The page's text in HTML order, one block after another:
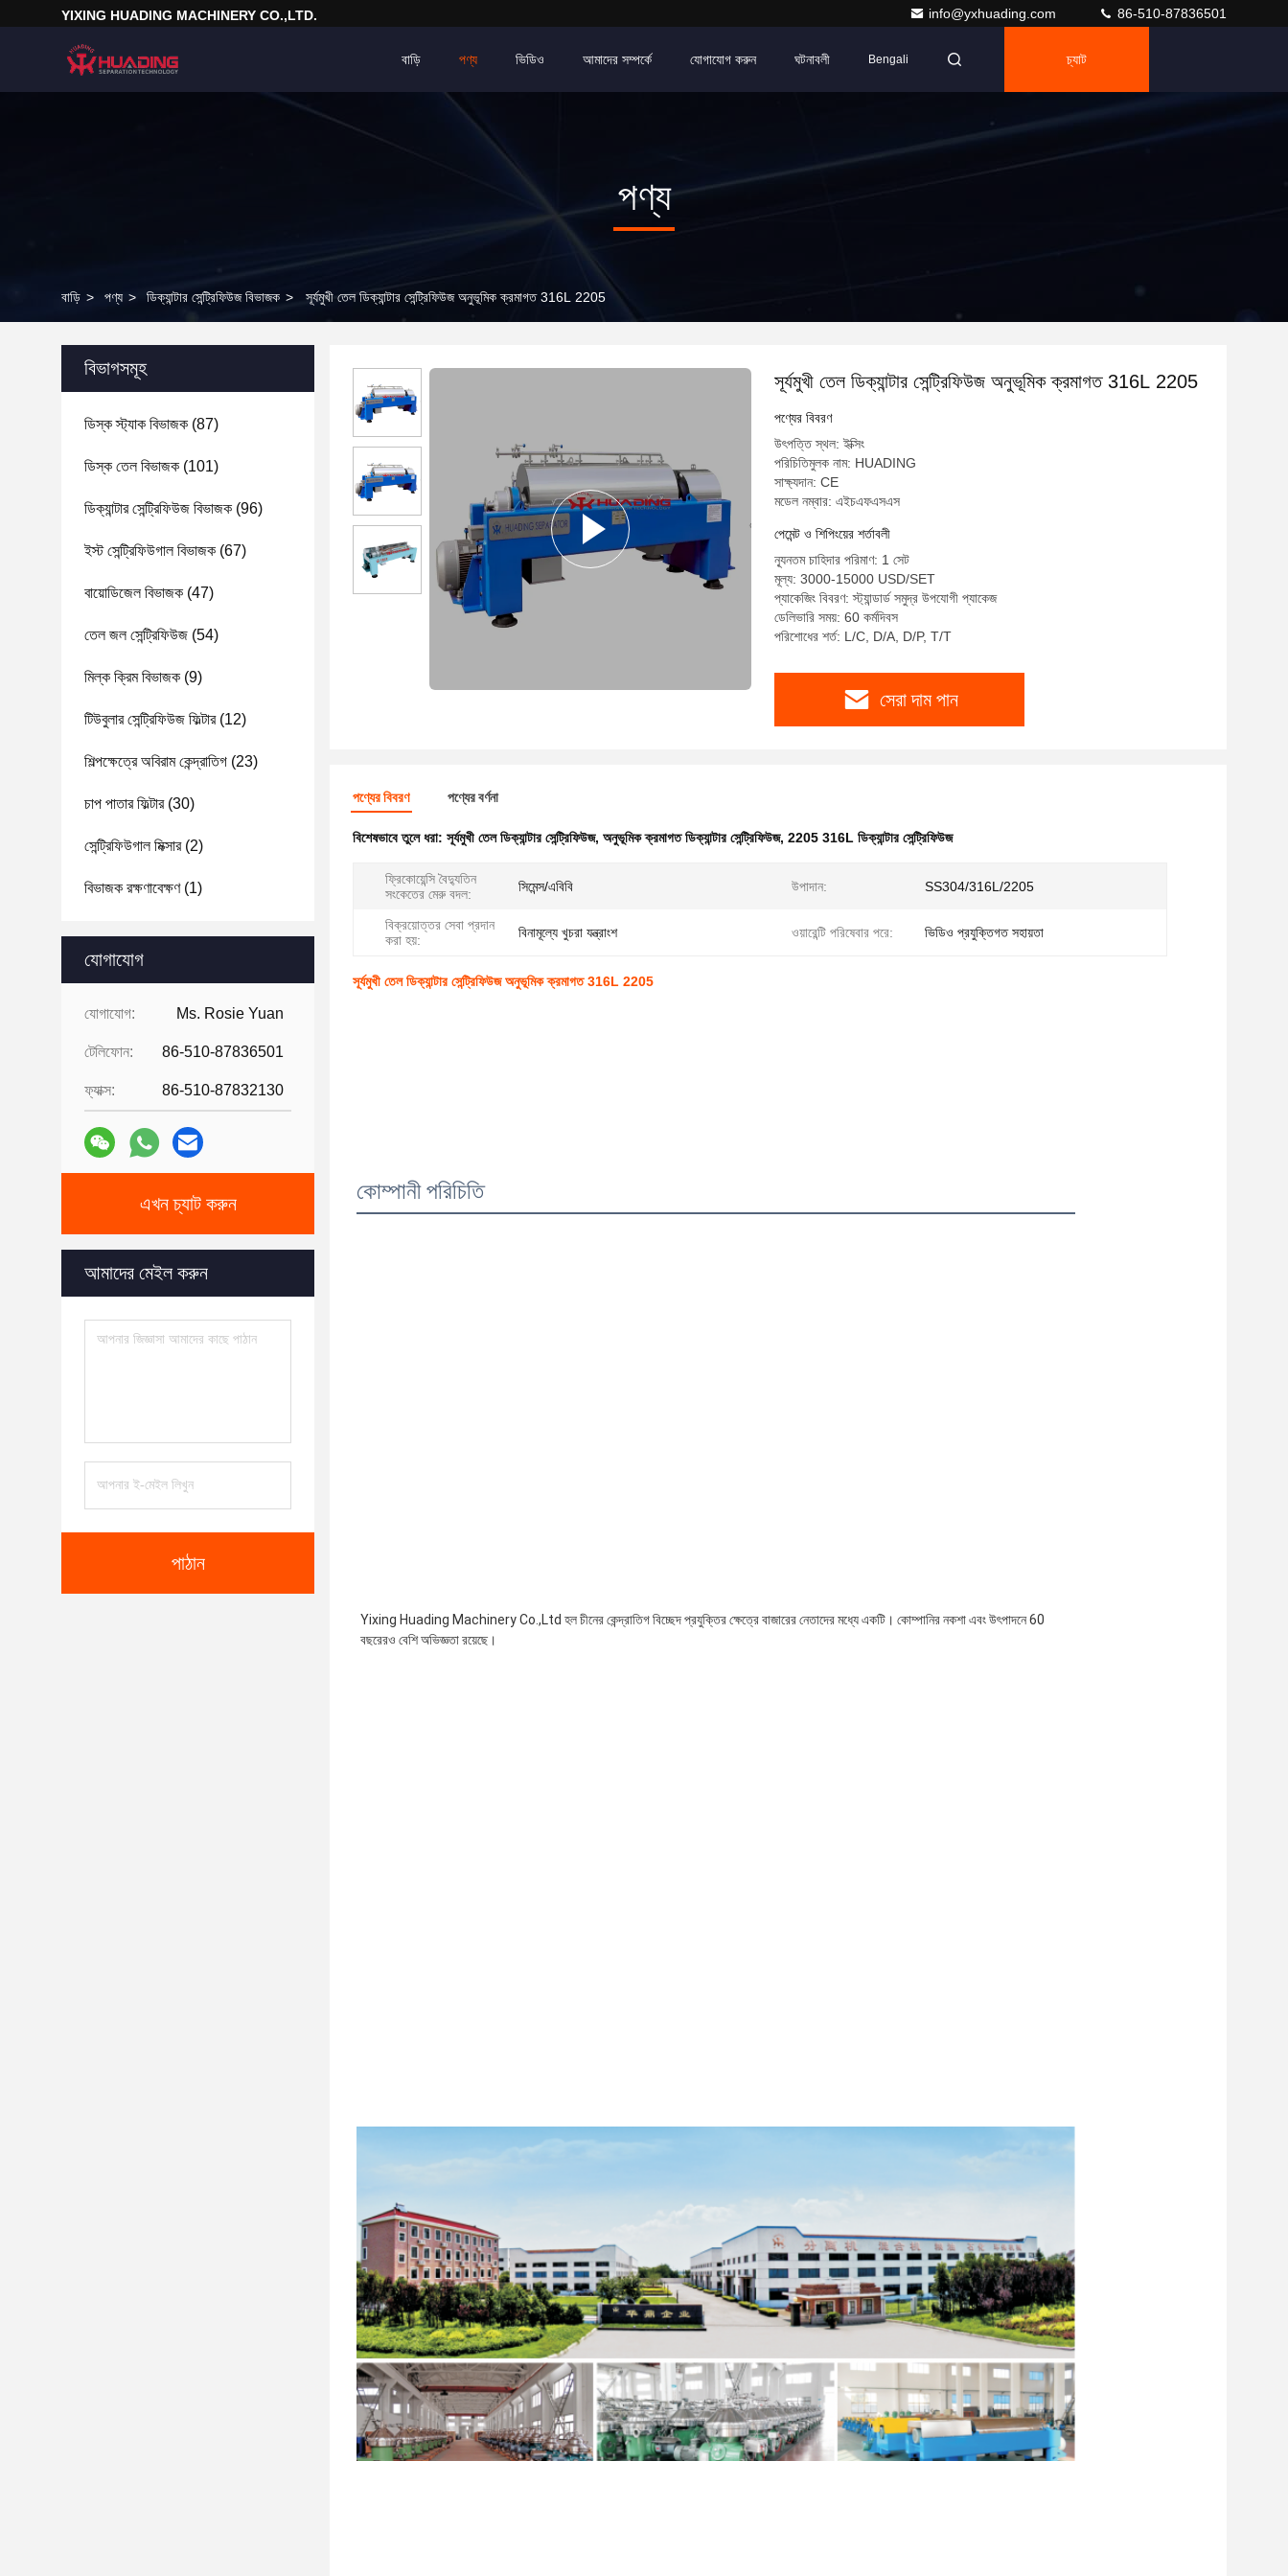
YIXING HUADING MACHINERY CO.,LTD. info@yxhuading.com 86-510-87836501
বাড়ি পণ্য ভিডিও আমাদের সম্পর্কে যোগাযোগ করুন ঘটনাবলী Bengali চ্যাট
পণ্য
বাড়ি > পণ্য > ডিক্যান্টার সেন্ট্রিফিউজ বিভাজক > সূর্যমুখী তেল ডিক্যান্টার সেন্ট্রিফিউজ অনুভূমিক ক্রমাগত 316L 2205
বিভাগসমূহ
ডিস্ক স্ট্যাক বিভাজক (87)
ডিস্ক তেল বিভাজক (101)
ডিক্যান্টার সেন্ট্রিফিউজ বিভাজক (96)
ইস্ট সেন্ট্রিফিউগাল বিভাজক (67)
বায়োডিজেল বিভাজক (47)
তেল জল সেন্ট্রিফিউজ (54)
মিল্ক ক্রিম বিভাজক (9)
টিউবুলার সেন্ট্রিফিউজ ফিল্টার(12)
শিল্পক্ষেত্রে অবিরাম কেন্দ্রাতিগ (23)
চাপ পাতার ফিল্টার(30)
সেন্ট্রিফিউগাল মিক্সার(2)
বিভাজক রক্ষণাবেক্ষণ(1)
যোগাযোগ
যোগাযোগ: Ms. Rosie Yuan
টেলিফোন: 86-510-87836501
ফ্যাক্স: 86-510-87832130
এখন চ্যাট করুন
আমাদের মেইল ​​করুন
পাঠান
সূর্যমুখী তেল ডিক্যান্টার সেন্ট্রিফিউজ অনুভূমিক ক্রমাগত 316L 2205
পণ্যের বিবরণ
উৎপত্তি স্থল: ইক্সিং
পরিচিতিমুলক নাম: HUADING
সাক্ষ্যদান: CE
মডেল নম্বার: এইচএফএসএস
পেমেন্ট ও শিপিংয়ের শর্তাবলী
ন্যূনতম চাহিদার পরিমাণ: 1 সেট
মূল্য: 3000-15000 USD/SET
প্যাকেজিং বিবরণ: স্ট্যান্ডার্ড সমুদ্র উপযোগী প্যাকেজ
ডেলিভারি সময়: 60 কর্মদিবস
পরিশোধের শর্ত: L/C, D/A, D/P, T/T
সেরা দাম পান
পণ্যের বিবরণ পণ্যের বর্ণনা
বিশেষভাবে তুলে ধরা: সূর্যমুখী তেল ডিক্যান্টার সেন্ট্রিফিউজ, অনুভূমিক ক্রমাগত ডিক্যান্টার সেন্ট্রিফিউজ, 2205 316L ডিক্যান্টার সেন্ট্রিফিউজ
ফ্রিকোয়েন্সি বৈদ্যুতিন
সংকেতের মেরু বদল:
সিমেন্স/এবিবি উপাদান: SS304/316L/2205
বিক্রয়োত্তর সেবা প্রদান
করা হয়:
বিনামূল্যে খুচরা যন্ত্রাংশ ওয়ারেন্টি পরিষেবার পরে: ভিডিও প্রযুক্তিগত সহায়তা
সূর্যমুখী তেল ডিক্যান্টার সেন্ট্রিফিউজ অনুভূমিক ক্রমাগত 316L 2205
কোম্পানী পরিচিতি
Yixing Huading Machinery Co.,Ltd হল চীনের কেন্দ্রাতিগ বিচ্ছেদ প্রযুক্তির ক্ষেত্রে বাজারের নেতাদের মধ্যে একটি। কোম্পানির নকশা এবং উৎপাদনে 60
বছরেরও বেশি অভিজ্ঞতা রয়েছে।